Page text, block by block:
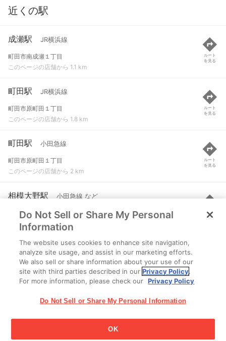
近くの駅
成瀬駅 JR横浜線
町田市南成瀬１丁目
このページの店舗から 1.1 km
ルート
を見る
町田駅 JR横浜線
町田市原町田１丁目
このページの店舗から 1.8 km
ルート
を見る
町田駅 小田急線
町田市原町田１丁目
このページの店舗から 2 km
ルート
を見る
相模大野駅 小田急線 など
相模原市南区相模大野三丁目8番1号
このページの店舗から 2.1 km
ルート
を見る
つくし野駅 東急田園都市線
町田市つくし野４-１
このページの店舗から 2.2 km
江崎グリコ株式会社 Copyright © 2025 Ezaki Glico Co., Ltd.
Do Not Sell or Share My Personal
Information
The website uses cookies to enhance site navigation,
analyze site usage, and assist in our marketing efforts.
We also sell or share information about your use of our
site with third parties described in ourPrivacy Policy.
For more information, please check our Privacy Policy
Do Not Sell or Share My Personal Information
OK